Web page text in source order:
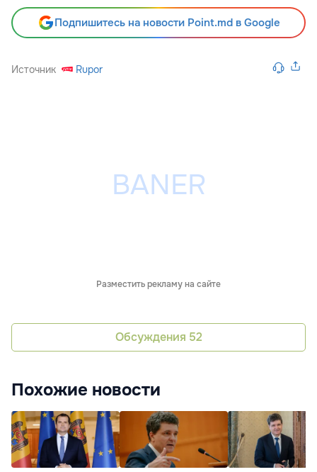
Подпишитесь на новости Point.md в Google
Источник Rupor
Разместить рекламу на сайте
Обсуждения 52
Похожие новости